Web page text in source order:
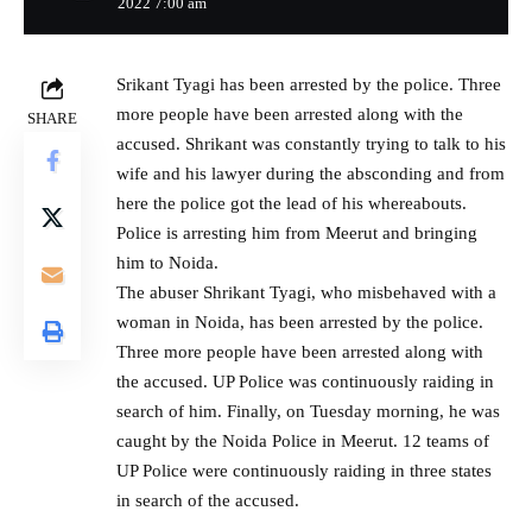
SHARE
Srikant Tyagi has been arrested by the police. Three
more people have been arrested along with the
accused. Shrikant was constantly trying to talk to his
wife and his lawyer during the absconding and from
here the police got the lead of his whereabouts.
Police is arresting him from Meerut and bringing
him to Noida.
The abuser Shrikant Tyagi, who misbehaved with a
woman in Noida, has been arrested by the police.
Three more people have been arrested along with
the accused. UP Police was continuously raiding in
search of him. Finally, on Tuesday morning, he was
caught by the Noida Police in Meerut. 12 teams of
UP Police were continuously raiding in three states
in search of the accused.